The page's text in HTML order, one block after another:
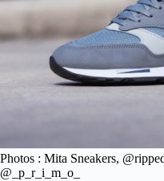
Photos : Mita Sneakers,
@_p_r_i_m_o_